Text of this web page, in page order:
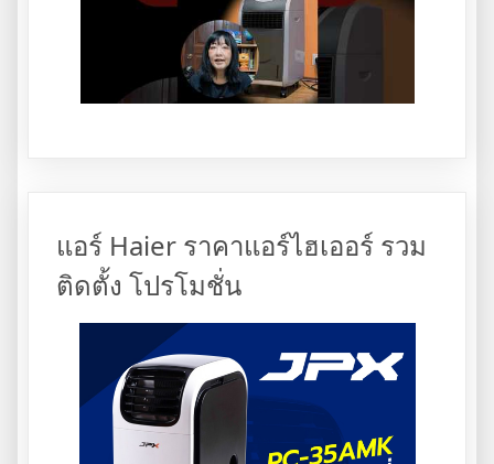
แอร์ Haier ราคาแอร์ไฮเออร์ รวม
ติดตั้ง โปรโมชั่น